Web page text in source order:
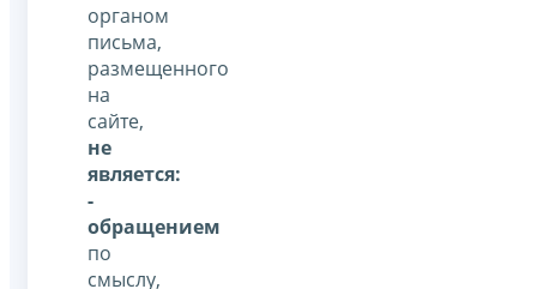
органом
письма,
размещенного
на
сайте,
не
является:
-
обращением
по
смыслу,